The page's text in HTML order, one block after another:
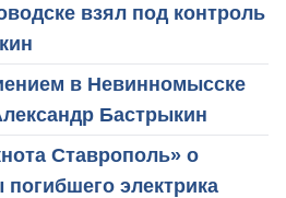
взял под контроль
в Невинномысске
Бастрыкин
Ставрополь» о
электрика